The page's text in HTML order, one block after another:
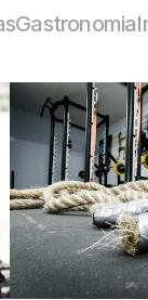
Gastronomia